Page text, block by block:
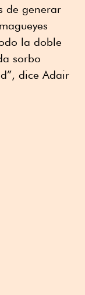
de generar
la doble
sorbo
dice Adair